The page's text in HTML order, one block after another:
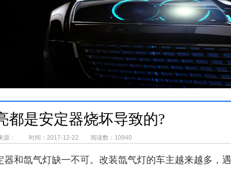
都是安定器烧坏导致的?
： 时间：2017-12-22 阅读数：10940
和氙气灯缺一不可。改装氙气灯的车主越来越多，遇